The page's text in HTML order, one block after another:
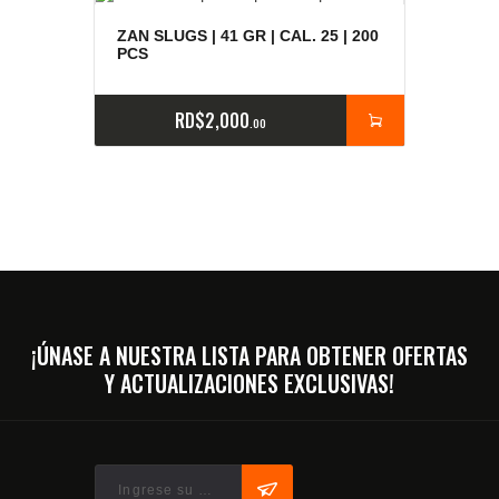
ZAN SLUGS | 41 GR | CAL. 25 | 200
PCS
RD$2,000 00
¡ÚNASE A NUESTRA LISTA PARA OBTENER OFERTAS
Y ACTUALIZACIONES EXCLUSIVAS!